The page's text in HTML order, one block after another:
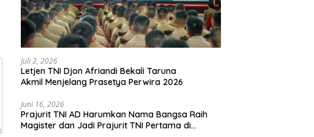
Juli 2, 2026
Letjen TNI Djon Afriandi Bekali Taruna
Akmil Menjelang Prasetya Perwira 2026
Juni 16, 2026
Prajurit TNI AD Harumkan Nama Bangsa Raih
Magister dan Jadi Prajurit TNI Pertama di